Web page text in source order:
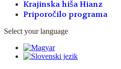
Krajinska hiša Hianz
Priporočilo programa
Select your language